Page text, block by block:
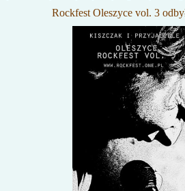
Rockfest Oleszyce vol. 3